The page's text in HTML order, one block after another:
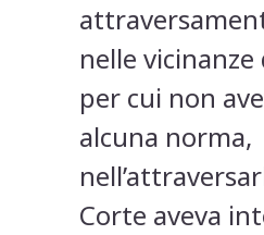
nelle vicinanze
per cui non
alcuna norma,
Corte aveva